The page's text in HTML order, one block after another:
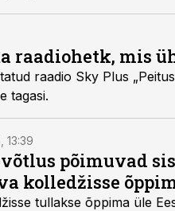
raadiohetk, mis
raadio Sky Plus
tagasi.
13:39
põimuvad
kolledžisse
tullakse õppima üle